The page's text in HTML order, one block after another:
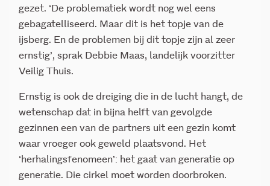
gezet. ‘De problematiek wordt nog wel eens
gebagatelliseerd. Maar dit is het topje van de
ijsberg. En de problemen bij dit topje zijn al zeer
ernstig’, sprak Debbie Maas, landelijk voorzitter
Veilig Thuis.
Ernstig is ook de dreiging die in de lucht hangt, de
wetenschap dat in bijna helft van gevolgde
gezinnen een van de partners uit een gezin komt
waar vroeger ook geweld plaatsvond. Het
‘herhalingsfenomeen’: het gaat van generatie op
generatie. Die cirkel moet worden doorbroken.